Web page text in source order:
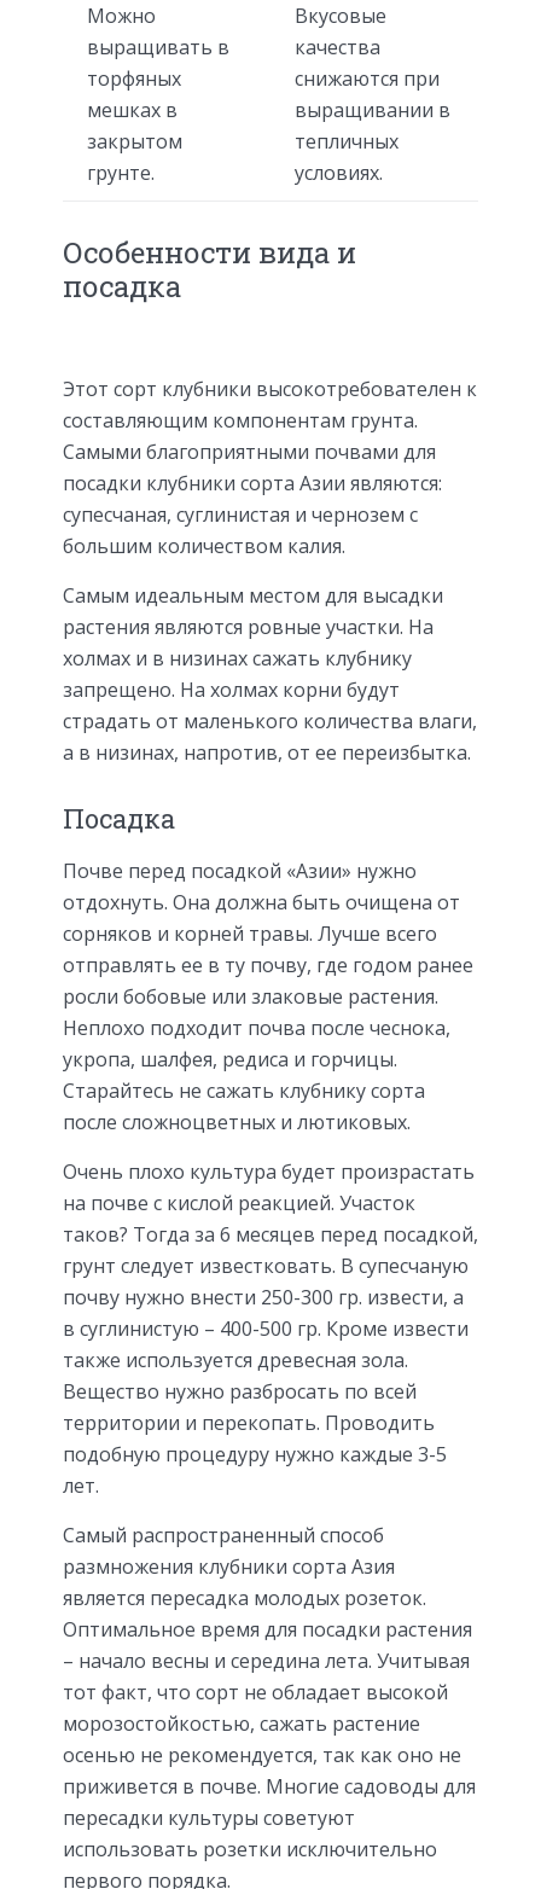
Можно
выращивать в
торфяных
мешках в
закрытом
грунте.
Вкусовые
качества
снижаются при
выращивании в
тепличных
условиях.
Особенности вида и
посадка
Этот сорт клубники высокотребователен к
составляющим компонентам грунта.
Самыми благоприятными почвами для
посадки клубники сорта Азии являются:
супесчаная, суглинистая и чернозем с
большим количеством калия.
Самым идеальным местом для высадки
растения являются ровные участки. На
холмах и в низинах сажать клубнику
запрещено. На холмах корни будут
страдать от маленького количества влаги,
а в низинах, напротив, от ее переизбытка.
Посадка
Почве перед посадкой «Азии» нужно
отдохнуть. Она должна быть очищена от
сорняков и корней травы. Лучше всего
отправлять ее в ту почву, где годом ранее
росли бобовые или злаковые растения.
Неплохо подходит почва после чеснока,
укропа, шалфея, редиса и горчицы.
Старайтесь не сажать клубнику сорта
после сложноцветных и лютиковых.
Очень плохо культура будет произрастать
на почве с кислой реакцией. Участок
таков? Тогда за 6 месяцев перед посадкой,
грунт следует известковать. В супесчаную
почву нужно внести 250-300 гр. извести, а
в суглинистую – 400-500 гр. Кроме извести
также используется древесная зола.
Вещество нужно разбросать по всей
территории и перекопать. Проводить
подобную процедуру нужно каждые 3-5
лет.
Самый распространенный способ
размножения клубники сорта Азия
является пересадка молодых розеток.
Оптимальное время для посадки растения
– начало весны и середина лета. Учитывая
тот факт, что сорт не обладает высокой
морозостойкостью, сажать растение
осенью не рекомендуется, так как оно не
приживется в почве. Многие садоводы для
пересадки культуры советуют
использовать розетки исключительно
первого порядка.